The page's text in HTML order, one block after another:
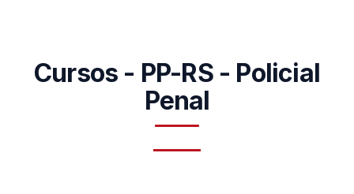
Cursos - PP-RS - Policial
Penal